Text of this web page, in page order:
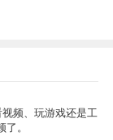
频、玩游戏还是工
。